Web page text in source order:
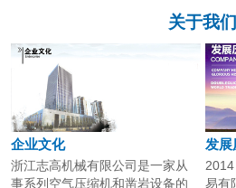
关于我们
企业文化
浙江志高机械有限公司是一家从
事系列空气压缩机和凿岩设备的
发展
2014
易有